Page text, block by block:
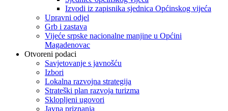
Izvodi iz zapisnika sjednica Općinskog vijeća
Upravni odjel
Grb i zastava
Vijeće srpske nacionalne manjine u Općini
Magadenovac
Otvoreni podaci
Savjetovanje s javnošću
Izbori
Lokalna razvojna strategija
Strateški plan razvoja turizma
Sklopljeni ugovori
Javna priznanja